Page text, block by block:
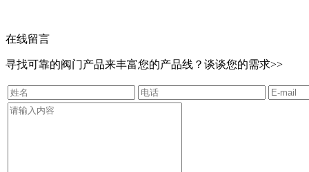
在线留言
寻找可靠的阀门产品来丰富您的产品线？谈谈您的需求>>